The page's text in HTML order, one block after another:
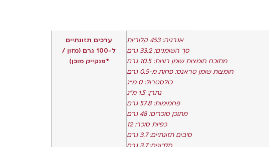
ערכים תזונתיים
ל-100 גרם (מזון /
*פנקייק מוכן)
אנרגיה: 453 קלוריות
סך השומנים: 33.2 גרם
מתוכם חומצות שומן רוויות: 10.5 גרם
חומצות שומן טראנס: פחות מ-0.5 גרם
כולסטרול: 0 מ"ג
נתרן: 1.5 מ"ג
פחמימות: 57.8 גרם
מתוכן סוכרים: 48 גרם
כפיות סוכר: 12
סיבים תזונתיים: 3.7 גרם